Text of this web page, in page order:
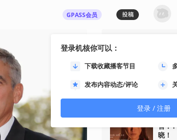
GPASS会员
登录机核你可以：
下载收藏播客节目
发布内容动态/评论
登录 / 注册
最热资讯
《
35 喜
《影
售！
晓！